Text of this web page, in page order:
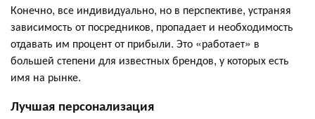
Конечно, все индивидуально, но в перспективе, устраняя
зависимость от посредников, пропадает и необходимость
отдавать им процент от прибыли. Это «работает» в
большей степени для известных брендов, у которых есть
имя на рынке.
Лучшая персонализация